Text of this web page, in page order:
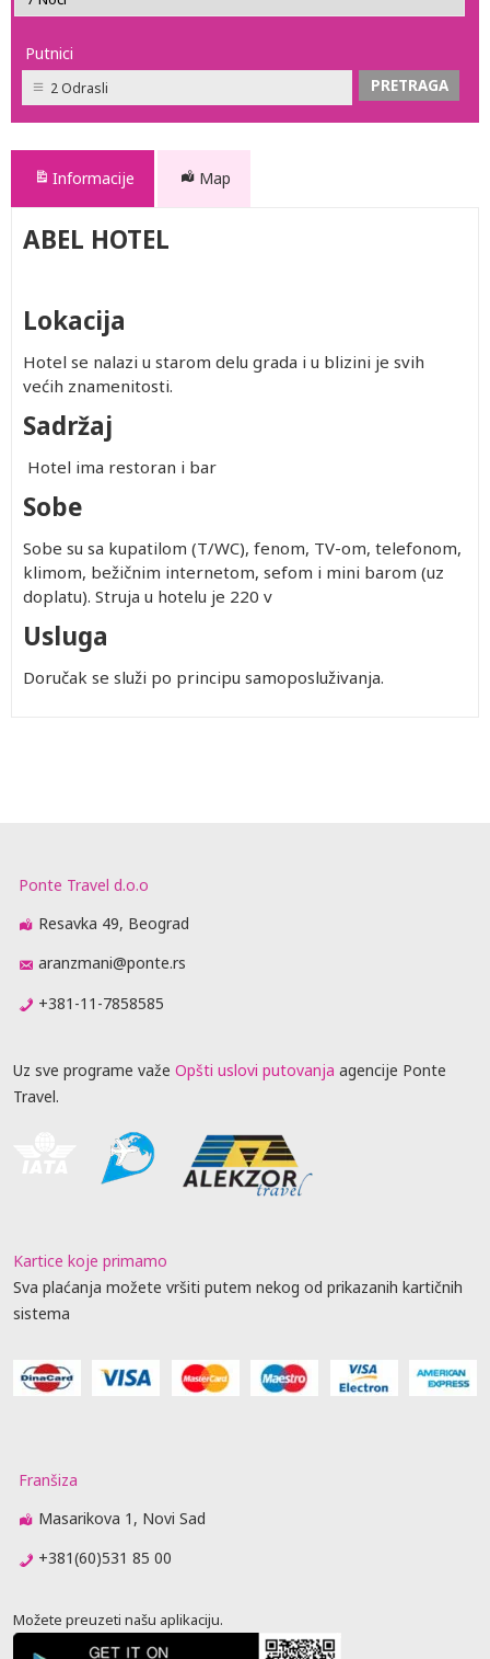
Putnici
2 Odrasli
Informacije Map
ABEL HOTEL
Lokacija
Hotel se nalazi u starom delu grada i u blizini je svih
većih znamenitosti.
Sadržaj
Hotel ima restoran i bar
Sobe
Sobe su sa kupatilom (T/WC), fenom, TV-om, telefonom,
klimom, bežičnim internetom, sefom i mini barom (uz
doplatu). Struja u hotelu je 220 v
Usluga
Doručak se služi po principu samoposluživanja.
Ponte Travel d.o.o
Resavka 49, Beograd
aranzmani@ponte.rs
+381-11-7858585
Uz sve programe važe Opšti uslovi putovanja agencije Ponte
Travel.
Kartice koje primamo
Sva plaćanja možete vršiti putem nekog od prikazanih kartičnih
sistema
Franšiza
Masarikova 1, Novi Sad
+381(60)531 85 00
Možete preuzeti našu aplikaciju.